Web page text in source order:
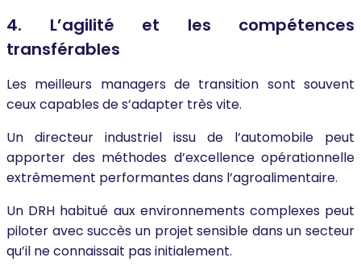
4. L’agilité et les compétences
transférables
Les meilleurs managers de transition sont souvent
ceux capables de s’adapter très vite.
Un directeur industriel issu de l’automobile peut
apporter des méthodes d’excellence opérationnelle
extrêmement performantes dans l’agroalimentaire.
Un DRH habitué aux environnements complexes peut
piloter avec succès un projet sensible dans un secteur
qu’il ne connaissait pas initialement.